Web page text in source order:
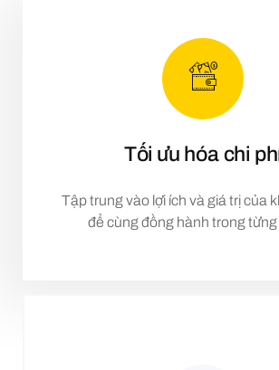
Tối ưu hóa chi
Tập trung vào lợi ích và giá trị của
để cùng đồng hành trong từng